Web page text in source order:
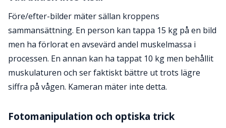
Före/efter-bilder mäter sällan kroppens
sammansättning. En person kan tappa 15 kg på en bild
men ha förlorat en avsevärd andel muskelmassa i
processen. En annan kan ha tappat 10 kg men behållit
muskulaturen och ser faktiskt bättre ut trots lägre
siffra på vågen. Kameran mäter inte detta.
Fotomanipulation och optiska trick